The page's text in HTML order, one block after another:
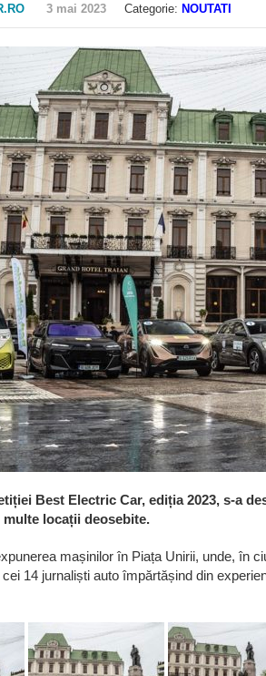
3 mai 2023 Categorie: NOUTATI
Best Electric Car, ediția 2023, s-a
locații deosebite.
mașinilor în Piața Unirii, unde, în
14 jurnaliști auto împărtășind din